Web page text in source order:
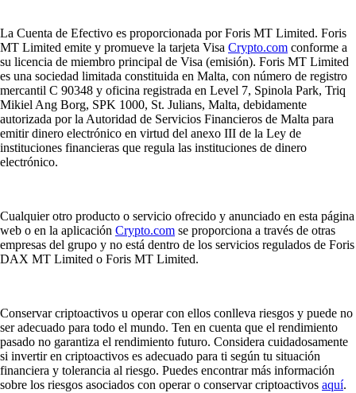
La Cuenta de Efectivo es proporcionada por Foris MT Limited. Foris
MT Limited emite y promueve la tarjeta Visa Crypto.com conforme a
su licencia de miembro principal de Visa (emisión). Foris MT Limited
es una sociedad limitada constituida en Malta, con número de registro
mercantil C 90348 y oficina registrada en Level 7, Spinola Park, Triq
Mikiel Ang Borg, SPK 1000, St. Julians, Malta, debidamente
autorizada por la Autoridad de Servicios Financieros de Malta para
emitir dinero electrónico en virtud del anexo III de la Ley de
instituciones financieras que regula las instituciones de dinero
electrónico.
Cualquier otro producto o servicio ofrecido y anunciado en esta página
web o en la aplicación Crypto.com se proporciona a través de otras
empresas del grupo y no está dentro de los servicios regulados de Foris
DAX MT Limited o Foris MT Limited.
Conservar criptoactivos u operar con ellos conlleva riesgos y puede no
ser adecuado para todo el mundo. Ten en cuenta que el rendimiento
pasado no garantiza el rendimiento futuro. Considera cuidadosamente
si invertir en criptoactivos es adecuado para ti según tu situación
financiera y tolerancia al riesgo. Puedes encontrar más información
sobre los riesgos asociados con operar o conservar criptoactivos aquí.